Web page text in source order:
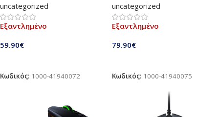
(RZ01-02650100-R3M1)
uncategorized
Εξαντλημένο
59.90€
Κωδικός: 1000-41940072
(RZ01-02330200-R3M1)
uncategorized
Εξαντλημένο
79.90€
Κωδικός: 1000-41940075